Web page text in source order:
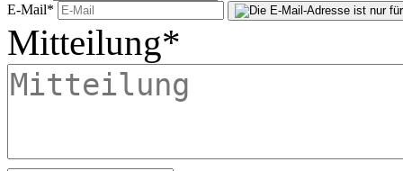
E-Mail*
Mitteilung*